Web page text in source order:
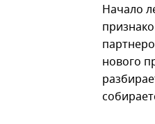
Начало
нового